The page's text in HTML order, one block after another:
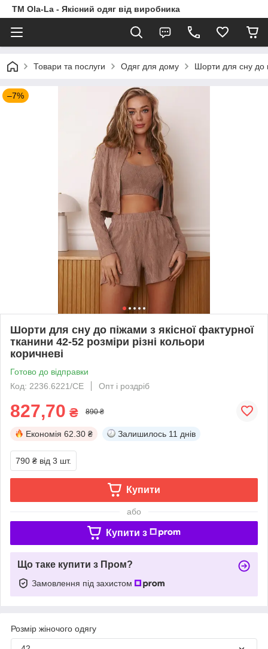
TM Ola-La - Якісний одяг від виробника
Товари та послуги Одяг для дому Шорти для сну до
–7%
Шорти для сну до піжами з якісної фактурної
тканини 42-52 розміри різні кольори
коричневі
Готово до відправки
Код: 2236.6221/СЕ
Опт і роздріб
827,70 ₴ 890 ₴
Економія 62.30 ₴ Залишилось 11 днів
790 ₴ від 3 шт.
Купити
або
Купити з
Що таке купити з Пром?
Замовлення під захистом
Розмір жіночого одягу